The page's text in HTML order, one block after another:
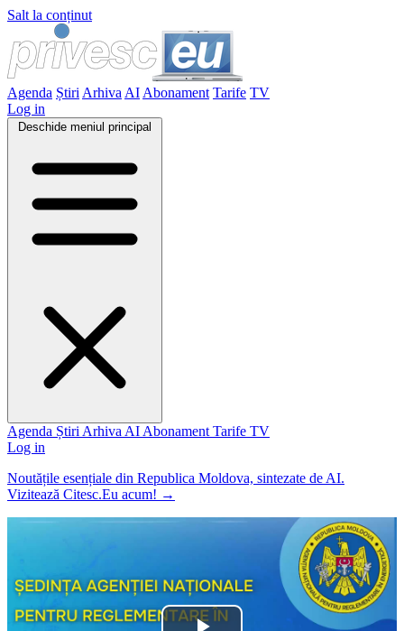
Salt la conținut
Agenda Știri Arhiva AI Abonament Tarife TV
Log in
Deschide meniul principal
Agenda Știri Arhiva AI Abonament Tarife TV
Log in
Noutățile esențiale din Republica Moldova, sintezate de AI.
Vizitează Citesc.Eu acum! →